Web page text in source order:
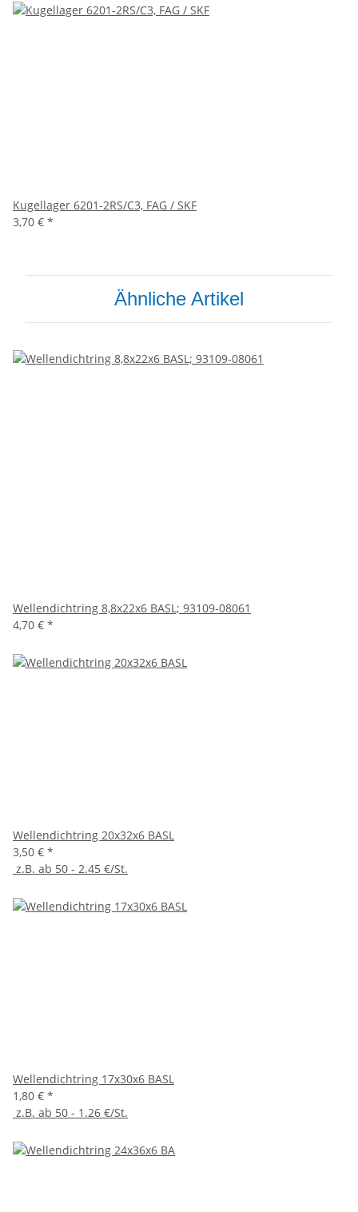
Kugellager 6201-2RS/C3, FAG / SKF
3,70 € *
Ähnliche Artikel
Wellendichtring 8,8x22x6 BASL; 93109-08061
4,70 € *
Wellendichtring 20x32x6 BASL
3,50 € *
z.B. ab 50 - 2.45 €/St.
Wellendichtring 17x30x6 BASL
1,80 € *
z.B. ab 50 - 1.26 €/St.